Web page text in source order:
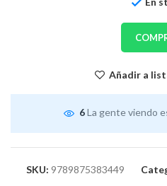
Añadir a
6 La gente viendo
SKU: 9789875383449